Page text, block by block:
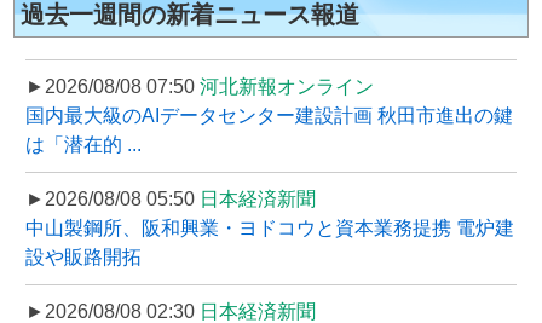
過去一週間の新着ニュース報道
►2026/08/08 07:50 河北新報オンライン
国内最大級のAIデータセンター建設計画 秋田市進出の鍵
は「潜在的 ...
►2026/08/08 05:50 日本経済新聞
中山製鋼所、阪和興業・ヨドコウと資本業務提携 電炉建
設や販路開拓
►2026/08/08 02:30 日本経済新聞